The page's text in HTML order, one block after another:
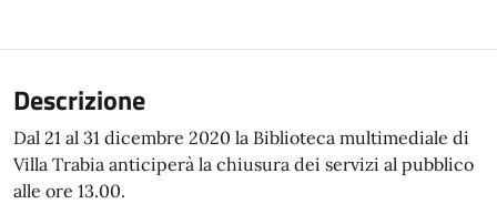
Descrizione
Dal 21 al 31 dicembre 2020 la Biblioteca multimediale di
Villa Trabia anticiperà la chiusura dei servizi al pubblico
alle ore 13.00.